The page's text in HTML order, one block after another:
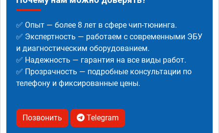
✅ Опыт — более 8 лет в сфере чип-тюнинга.
✅ Экспертность — работаем с современными ЭБУ
и диагностическим оборудованием.
✅ Надежность — гарантия на все виды работ.
✅ Прозрачность — подробные консультации по
телефону и фиксированные цены.
Позвонить Telegram